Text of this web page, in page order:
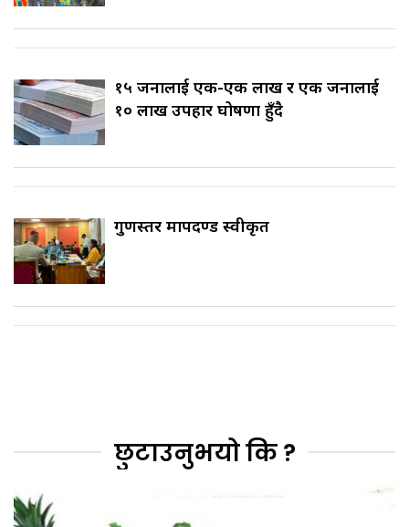
१५ जनालाई एक-एक लाख र एक जनालाई
१० लाख उपहार घोषणा हुँदै
गुणस्तर मापदण्ड स्वीकृत
छुटाउनुभयो कि ?